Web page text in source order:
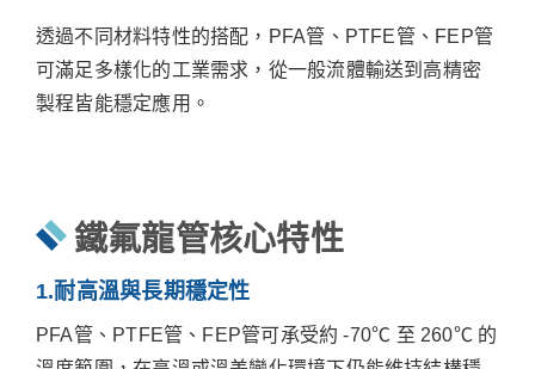
透過不同材料特性的搭配，PFA管、PTFE管、FEP管
可滿足多樣化的工業需求，從一般流體輸送到高精密
製程皆能穩定應用。
鐵氟龍管核心特性
1.耐高溫與長期穩定性
PFA管、PTFE管、FEP管可承受約 -70℃ 至 260℃ 的